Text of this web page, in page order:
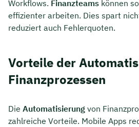
Workflows. Finanzteams können
effizienter arbeiten. Dies spart
reduziert auch Fehlerquoten.
Vorteile der
Finanzprozessen
Die Automatisierung von
zahlreiche Vorteile. Mobile Apps